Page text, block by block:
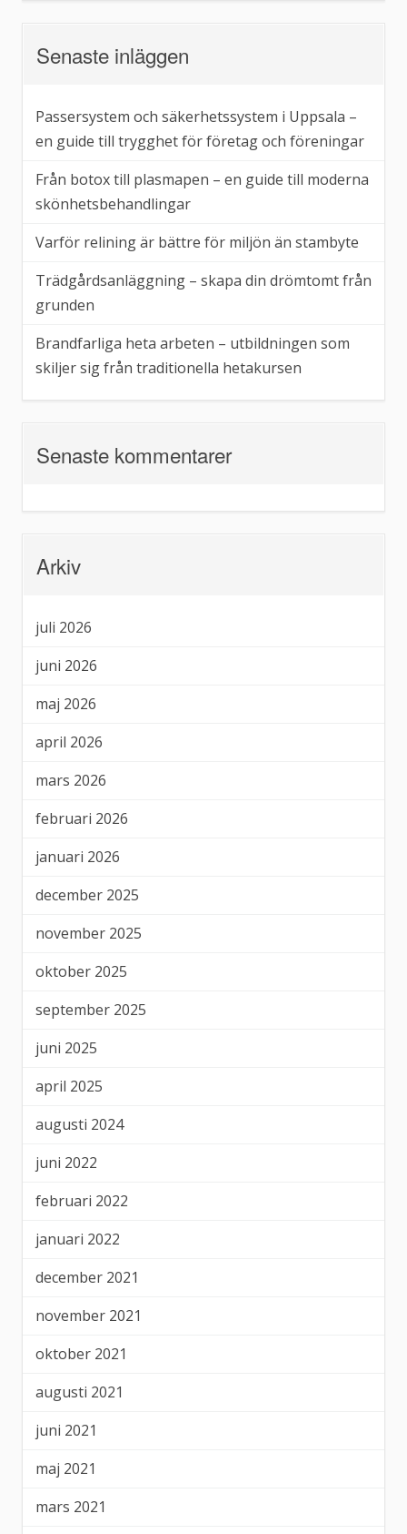
Senaste inläggen
Passersystem och säkerhetssystem i Uppsala –
en guide till trygghet för företag och föreningar
Från botox till plasmapen – en guide till moderna
skönhetsbehandlingar
Varför relining är bättre för miljön än stambyte
Trädgårdsanläggning – skapa din drömtomt från
grunden
Brandfarliga heta arbeten – utbildningen som
skiljer sig från traditionella hetakursen
Senaste kommentarer
Arkiv
juli 2026
juni 2026
maj 2026
april 2026
mars 2026
februari 2026
januari 2026
december 2025
november 2025
oktober 2025
september 2025
juni 2025
april 2025
augusti 2024
juni 2022
februari 2022
januari 2022
december 2021
november 2021
oktober 2021
augusti 2021
juni 2021
maj 2021
mars 2021